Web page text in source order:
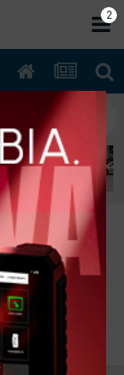
RHW
2